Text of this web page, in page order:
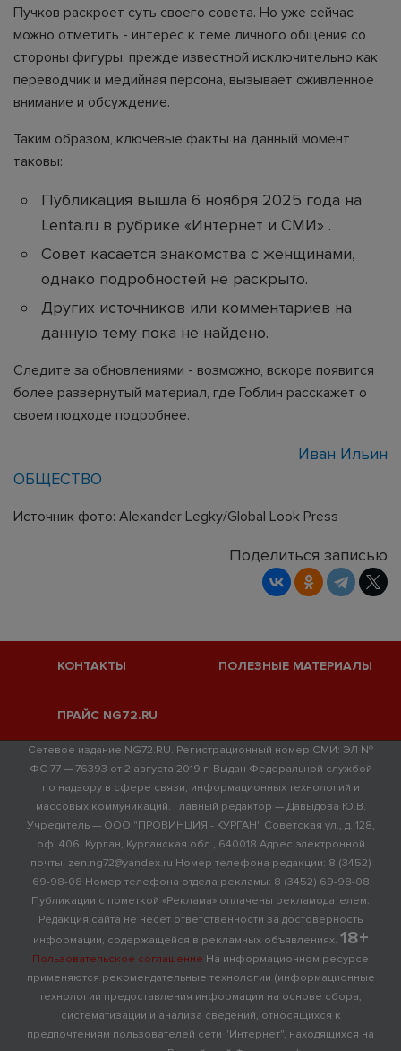
Пучков раскроет суть своего совета. Но уже сейчас
можно отметить - интерес к теме личного общения со
стороны фигуры, прежде известной исключительно как
переводчик и медийная персона, вызывает оживленное
внимание и обсуждение.
Таким образом, ключевые факты на данный момент
таковы:
Публикация вышла 6 ноября 2025 года на
Lenta.ru в рубрике «Интернет и СМИ» .
Совет касается знакомства с женщинами,
однако подробностей не раскрыто.
Других источников или комментариев на
данную тему пока не найдено.
Следите за обновлениями - возможно, вскоре появится
более развернутый материал, где Гоблин расскажет о
своем подходе подробнее.
Иван Ильин
ОБЩЕСТВО
Источник фото: Alexander Legky/Global Look Press
Поделиться записью
КОНТАКТЫ ПОЛЕЗНЫЕ МАТЕРИАЛЫ
ПРАЙС NG72.RU
Сетевое издание NG72.RU. Регистрационный номер СМИ: ЭЛ №
ФС 77 — 76393 от 2 августа 2019 г. Выдан Федеральной службой
по надзору в сфере связи, информационных технологий и
массовых коммуникаций. Главный редактор — Давыдова Ю.В.
Учредитель — ООО "ПРОВИНЦИЯ - КУРГАН" Советская ул., д. 128,
оф. 406, Курган, Курганская обл., 640018 Адрес электронной
почты: zen.ng72@yandex.ru Номер телефона редакции: 8 (3452)
69-98-08 Номер телефона отдела рекламы: 8 (3452) 69-98-08
Публикации с пометкой «Реклама» оплачены рекламодателем.
Редакция сайта не несет ответственности за достоверность
информации, содержащейся в рекламных объявлениях. 18+
Пользовательское соглашение На информационном ресурсе
применяются рекомендательные технологии (информационные
технологии предоставления информации на основе сбора,
систематизации и анализа сведений, относящихся к
предпочтениям пользователей сети "Интернет", находящихся на